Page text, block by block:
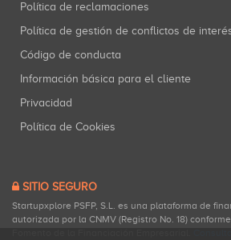
Política de reclamaciones
Política de gestión de conflictos de
Código de conducta
Información básica para el cliente
Privacidad
Política de Cookies
SITIO SEGURO
Startupxplore PSFP, S.L. es una plataforma de
autorizada por la CNMV (Registro No. 18)